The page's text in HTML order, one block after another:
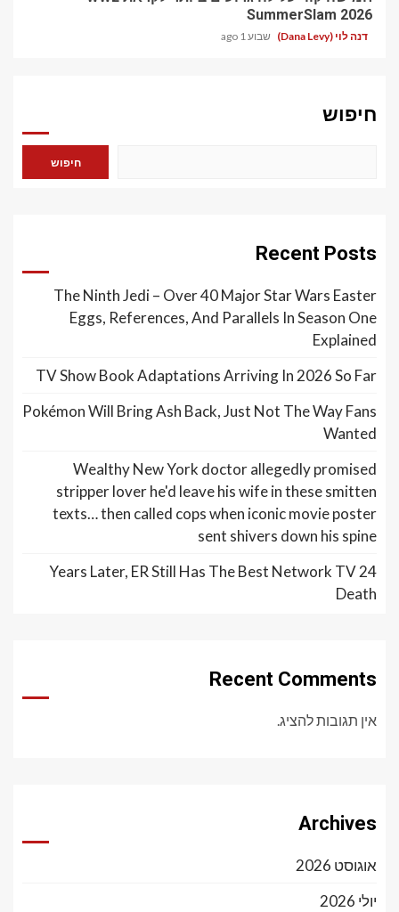
SummerSlam 2026
דנה לוי (Dana Levy) שבוע 1 ago
חיפוש
חיפוש
Recent Posts
The Ninth Jedi – Over 40 Major Star Wars Easter
Eggs, References, And Parallels In Season One
Explained
TV Show Book Adaptations Arriving In 2026 So Far
Pokémon Will Bring Ash Back, Just Not The Way Fans
Wanted
Wealthy New York doctor allegedly promised
stripper lover he'd leave his wife in these smitten
texts… then called cops when iconic movie poster
sent shivers down his spine
24 Years Later, ER Still Has The Best Network TV
Death
Recent Comments
אין תגובות להציג.
Archives
אוגוסט 2026
יולי 2026